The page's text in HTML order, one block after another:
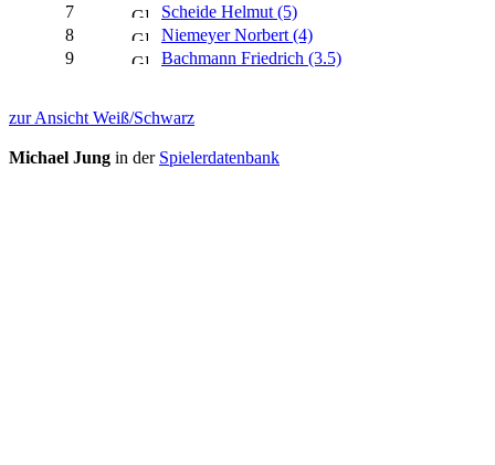
7
Scheide Helmut (5)
8
Niemeyer Norbert (4)
9
Bachmann Friedrich (3.5)
zur Ansicht Weiß/Schwarz
Michael Jung in der Spielerdatenbank